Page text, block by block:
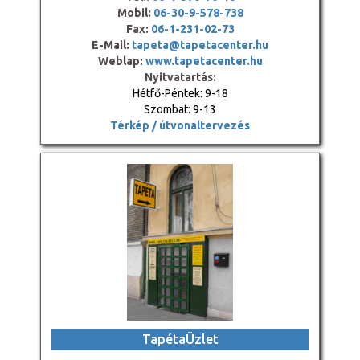
Mobil: 06-30-9-578-738
Fax: 06-1-231-02-73
E-Mail: tapeta@tapetacenter.hu
Weblap: www.tapetacenter.hu
Nyitvatartás:
Hétfő-Péntek: 9-18
Szombat: 9-13
Térkép / útvonaltervezés
TapétaÜzlet